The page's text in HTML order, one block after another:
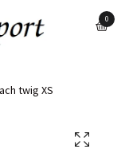
0
twig XS